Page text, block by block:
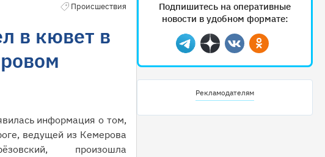
Происшествия
в кювет в
информация о том,
ведущей из Кемерова
произошла
Подпишитесь на оперативные
новости в удобном формате:
Telegram
ДзенВконтактеОдноклассники
Рекламодателям